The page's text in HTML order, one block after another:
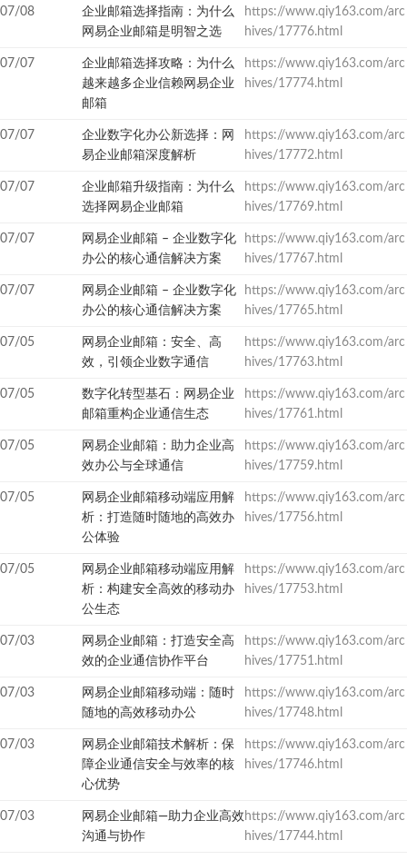
07/08
企业邮箱选择指南：为什么
网易企业邮箱是明智之选
https://www.qiy163.com/arc
hives/17776.html
07/07
企业邮箱选择攻略：为什么
越来越多企业信赖网易企业
邮箱
https://www.qiy163.com/arc
hives/17774.html
07/07
企业数字化办公新选择：网
易企业邮箱深度解析
https://www.qiy163.com/arc
hives/17772.html
07/07
企业邮箱升级指南：为什么
选择网易企业邮箱
https://www.qiy163.com/arc
hives/17769.html
07/07
网易企业邮箱 – 企业数字化
办公的核心通信解决方案
https://www.qiy163.com/arc
hives/17767.html
07/07
网易企业邮箱 – 企业数字化
办公的核心通信解决方案
https://www.qiy163.com/arc
hives/17765.html
07/05
网易企业邮箱：安全、高
效，引领企业数字通信
https://www.qiy163.com/arc
hives/17763.html
07/05
数字化转型基石：网易企业
邮箱重构企业通信生态
https://www.qiy163.com/arc
hives/17761.html
07/05
网易企业邮箱：助力企业高
效办公与全球通信
https://www.qiy163.com/arc
hives/17759.html
07/05
网易企业邮箱移动端应用解
析：打造随时随地的高效办
公体验
https://www.qiy163.com/arc
hives/17756.html
07/05
网易企业邮箱移动端应用解
析：构建安全高效的移动办
公生态
https://www.qiy163.com/arc
hives/17753.html
07/03
网易企业邮箱：打造安全高
效的企业通信协作平台
https://www.qiy163.com/arc
hives/17751.html
07/03
网易企业邮箱移动端：随时
随地的高效移动办公
https://www.qiy163.com/arc
hives/17748.html
07/03
网易企业邮箱技术解析：保
障企业通信安全与效率的核
心优势
https://www.qiy163.com/arc
hives/17746.html
07/03
网易企业邮箱—助力企业高效
沟通与协作
https://www.qiy163.com/arc
hives/17744.html